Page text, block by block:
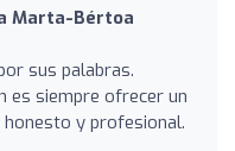
Marta-Bértoa
sus palabras.
es siempre ofrecer un
honesto y profesional.